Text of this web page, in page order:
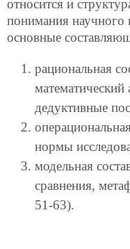
относится и
понимания научного
основные
рациональная
математический
дедуктивные
нормы
модельная
сравнения,
51-63).